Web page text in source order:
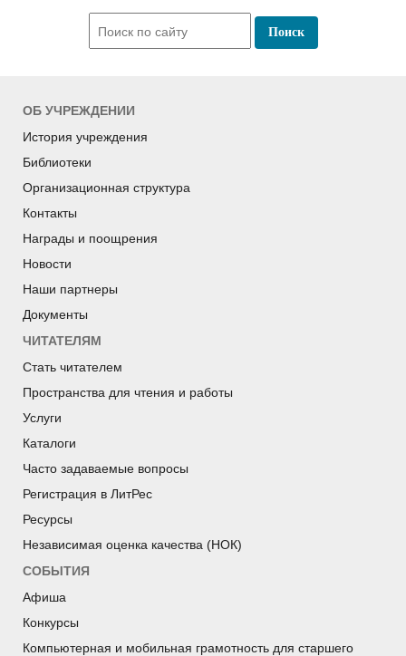
ОБ УЧРЕЖДЕНИИ
История учреждения
Библиотеки
Организационная структура
Контакты
Награды и поощрения
Новости
Наши партнеры
Документы
ЧИТАТЕЛЯМ
Стать читателем
Пространства для чтения и работы
Услуги
Каталоги
Часто задаваемые вопросы
Регистрация в ЛитРес
Ресурсы
Независимая оценка качества (НОК)
СОБЫТИЯ
Афиша
Конкурсы
Компьютерная и мобильная грамотность для старшего